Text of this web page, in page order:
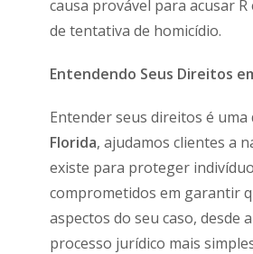
causa provável para acusar
de tentativa de homicídio.
Entendendo Seus Direitos
Entender seus direitos é
Florida, ajudamos clientes a
existe para proteger
comprometidos em garantir
aspectos do seu caso, desde
processo jurídico mais